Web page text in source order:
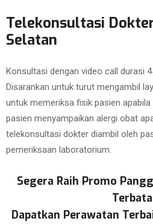
Telekonsultasi
Selatan
Konsultasi dengan video call durasi
Disarankan untuk turut mengambil
untuk memeriksa fisik pasien
pasien menyampaikan alergi obat
telekonsultasi dokter diambil oleh
pemeriksaan laboratorium.
Segera Raih Promo
Dapatkan Perawatan